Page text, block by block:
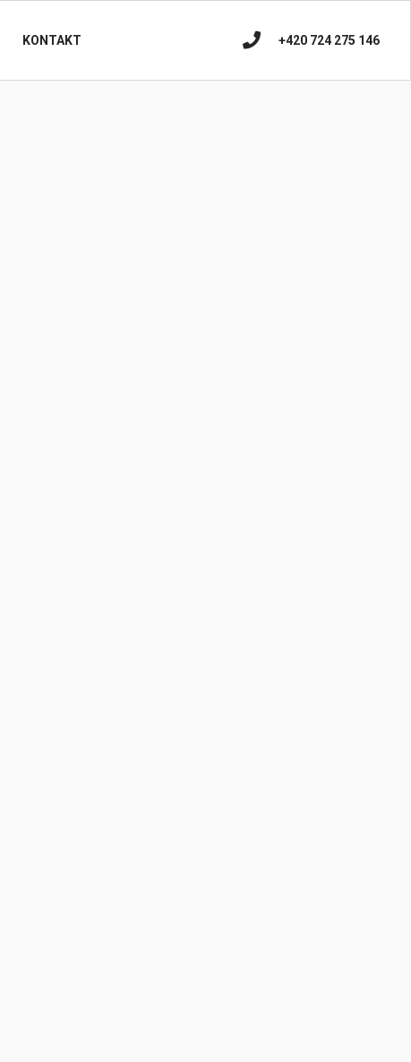
KONTAKT +420 724 275 146